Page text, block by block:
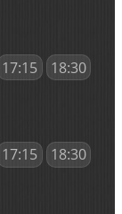
17:15
18:30
17:15
18:30